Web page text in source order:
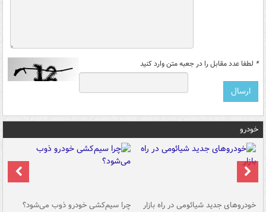
* لطفا عدد مقابل را در جعبه متن وارد کنید
خودرو
خودروهای جدید شیائومی در راه بازار چرا سیم‌کشی خودرو ذوب می‌شود؟